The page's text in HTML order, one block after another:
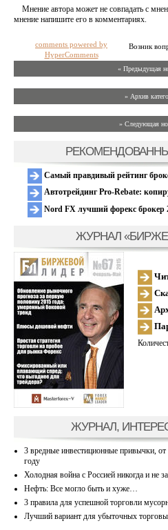
Мнение автора может не совпадать с
мнение напишите его в комментариях.
Возник
comments powered by
HyperComments
« Предыдущая
» Архив
» Следующая
Самый правдивый рейтинг
Автотрейдинг Pro-Rebate:
Nord FX лучший форекс брокер
ЖУРНАЛ
ЖУРНАЛ,
3 вредные инвестиционные привычки,
году
Холодная война с Россией никогда и не
Нефть: Все могло быть и хуже…
3 правила для успешной торговли
Лучший вариант для убыточных